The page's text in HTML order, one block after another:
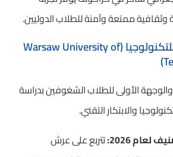
ممتعة وآمنة للطلاب الدوليين.
3. جامعة وارسو للتكنولوجيا (Warsaw University of
والوجهة الأولى للطلاب الشغوفين بدراسة
والابتكار التقني.
2026:
تتربع على عرش